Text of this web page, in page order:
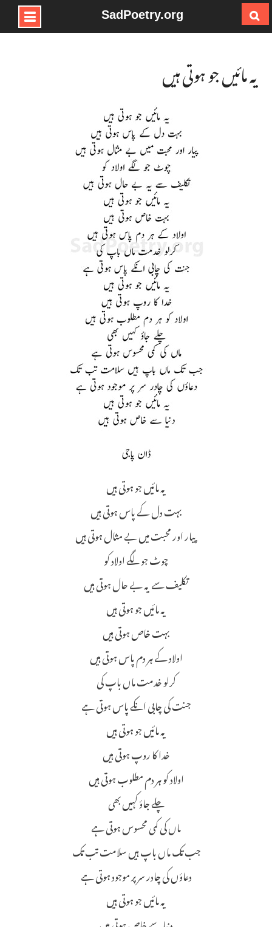
Skip
SadPoetry.org
یہ مائیں جو ہوتی ہیں
یہ مائیں جو ہوتی ہیں
بہت دل کے پاس ہوتی ہیں
پیار اور محبت میں بے مثال ہوتی ہیں
چوٹ جو لگے اولاد کو
تکلیف سے یہ بے حال ہوتی ہیں
یہ مائیں جو ہوتی ہیں
بہت خاص ہوتی ہیں
اولاد کے ہر دم پاس ہوتی ہیں
کرلو خدمت ماں باپ کی
جنت کی چابی انکے پاس ہوتی ہے
یہ مائیں جو ہوتی ہیں
خدا کا روپ ہوتی ہیں
اولاد کو ہر دم مطلوب ہوتی ہیں
چلے جاؤ کہیں بھی
ماں کی کمی محسوس ہوتی ہے
جب تک ماں باپ ہیں سلامت تب تک
دعاؤں کی چادر سر پر موجود ہوتی ہے
یہ مائیں جو ہوتی ہیں